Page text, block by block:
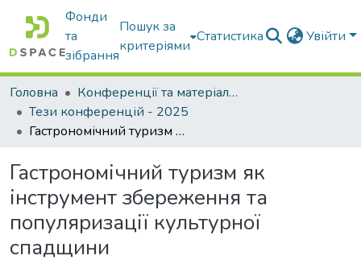
Фонди
та
зібрання
Пошук за
критеріями
Статистика Увійти
Головна
Конференції та матеріали конференцій
Тези конференцій - 2025
Гастрономічний туризм як інструмент збереження та популяризації культурної спадщини
Гастрономічний туризм як
інструмент збереження та
популяризації культурної
спадщини